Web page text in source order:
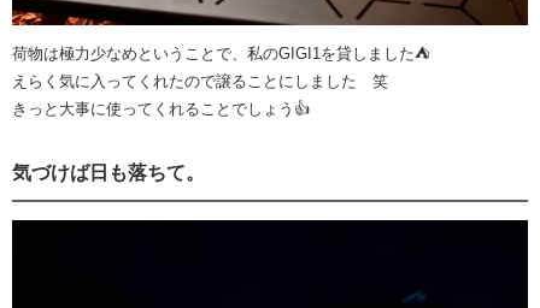
荷物は極力少なめということで、私のGIGI1を貸しました⛺️
えらく気に入ってくれたので譲ることにしました 笑
きっと大事に使ってくれることでしょう👍
気づけば日も落ちて。